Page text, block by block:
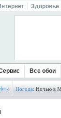
Здоровье
Все обои
Погода: Ночью в